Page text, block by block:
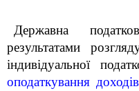
Державна
результатами
індивідуальної
оподаткування